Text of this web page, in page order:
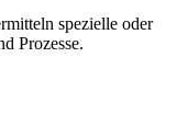
spezielle oder
Prozesse.